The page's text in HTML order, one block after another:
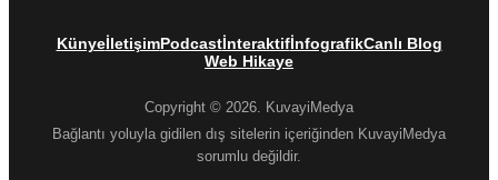
KünyeİletişimPodcastİnteraktifİnfografikCanlı Blog
Web Hikaye
Copyright © 2026. KuvayiMedya
Bağlantı yoluyla gidilen dış sitelerin içeriğinden KuvayiMedya
sorumlu değildir.